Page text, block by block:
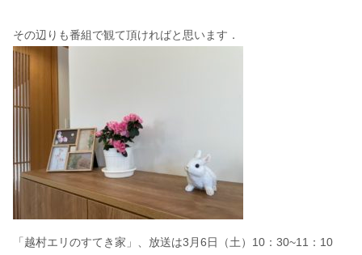
その辺りも番組で観て頂ければと思います．
「越村エリのすてき家」、放送は3月6日（土）10：30~11：10